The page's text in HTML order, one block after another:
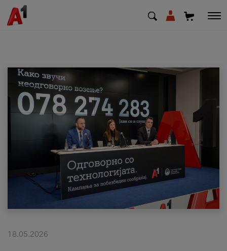
МК EN SQ
Деловни
Поддршка
Надополни кредит
18.05.2026